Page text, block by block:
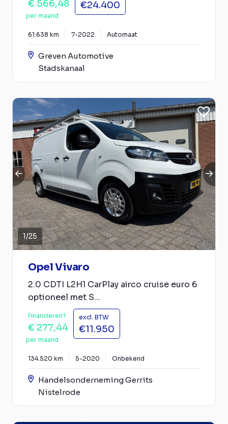
€ 566,48
per maand
€24.400
61.638 km 7-2022 Automaat
Greven Automotive
Stadskanaal
1/25
Opel Vivaro
2.0 CDTI L2H1 CarPlay airco cruise euro 6
optioneel met S...
Financieren?
€ 277,44
per maand
excl. BTW
€11.950
134.520 km 5-2020 Onbekend
Handelsonderneming Gerrits
Nistelrode